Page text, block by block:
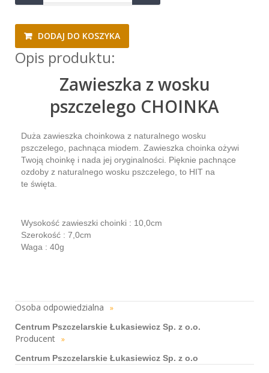
DODAJ DO KOSZYKA
Opis produktu:
Zawieszka z wosku
pszczelego CHOINKA
Duża zawieszka choinkowa z naturalnego wosku
pszczelego, pachnąca miodem. Zawieszka choinka ożywi
Twoją choinkę i nada jej oryginalności. Pięknie pachnące
ozdoby z naturalnego wosku pszczelego, to HIT na
te święta.
Wysokość zawieszki choinki : 10,0cm
Szerokość : 7,0cm
Waga : 40g
Osoba odpowiedzialna »
Centrum Pszczelarskie Łukasiewicz Sp. z o.o.
Producent »
Centrum Pszczelarskie Łukasiewicz Sp. z o.o